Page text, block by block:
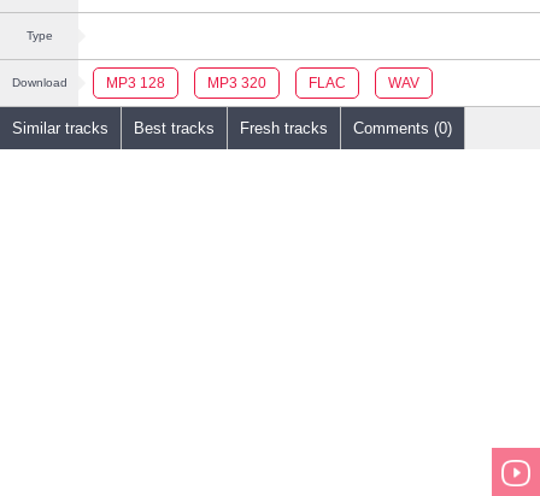
Type
Download MP3 128 MP3 320 FLAC WAV
Similar tracks Best tracks Fresh tracks Comments (0)